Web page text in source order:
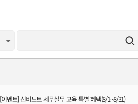
[이벤트] 신비노트 세무실무 교육 특별 혜택(8/1~8/31)